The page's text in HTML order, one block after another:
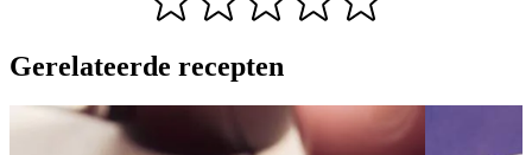
Gerelateerde recepten